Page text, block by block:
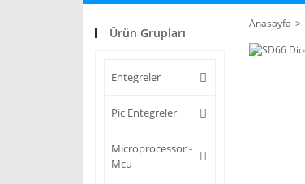
Ürün Grupları
Entegreler
Pic Entegreler
Microprocessor -
Mcu
Anasayfa